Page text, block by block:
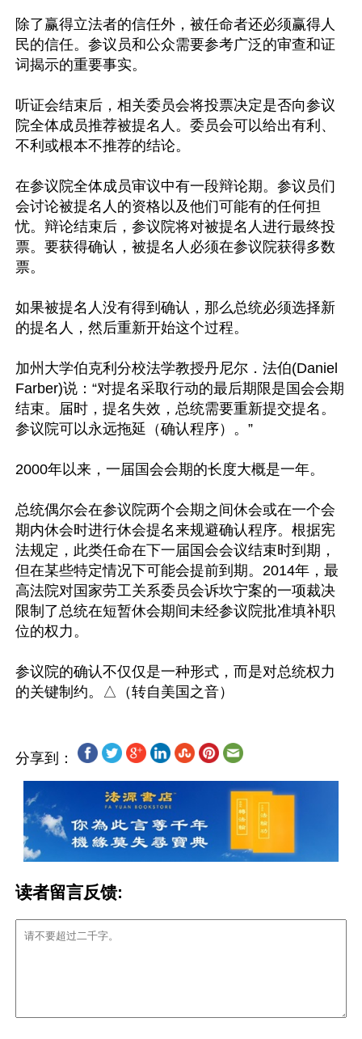
除了赢得立法者的信任外，被任命者还必须赢得人
民的信任。参议员和公众需要参考广泛的审查和证
词揭示的重要事实。
听证会结束后，相关委员会将投票决定是否向参议
院全体成员推荐被提名人。委员会可以给出有利、
不利或根本不推荐的结论。
在参议院全体成员审议中有一段辩论期。参议员们
会讨论被提名人的资格以及他们可能有的任何担
忧。辩论结束后，参议院将对被提名人进行最终投
票。要获得确认，被提名人必须在参议院获得多数
票。
如果被提名人没有得到确认，那么总统必须选择新
的提名人，然后重新开始这个过程。
加州大学伯克利分校法学教授丹尼尔．法伯(Daniel
Farber)说：“对提名采取行动的最后期限是国会会期
结束。届时，提名失效，总统需要重新提交提名。
参议院可以永远拖延（确认程序）。”
2000年以来，一届国会会期的长度大概是一年。
总统偶尔会在参议院两个会期之间休会或在一个会
期内休会时进行休会提名来规避确认程序。根据宪
法规定，此类任命在下一届国会会议结束时到期，
但在某些特定情况下可能会提前到期。2014年，最
高法院对国家劳工关系委员会诉坎宁案的一项裁决
限制了总统在短暂休会期间未经参议院批准填补职
位的权力。
参议院的确认不仅仅是一种形式，而是对总统权力
分享到：
读者留言反馈: